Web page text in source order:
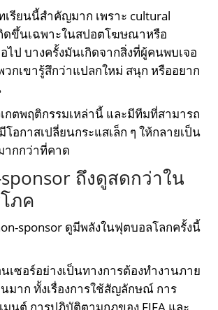
รียนนี้สำคัญมาก เพราะ cultural
ดขึ้นเฉพาะในสปอตโฆษณาหรือ
ไป บางครั้งมันเกิดจากสิ่งที่ผู้คนพบเจอ
วกเขารู้สึกว่าแปลกใหม่ สนุก หรืออยาก
กตพฤติกรรมเหล่านี้ และมีทีมที่สามารถ
โอกาสเปลี่ยนกระแสเล็ก ๆ ให้กลายเป็น
ากกว่าที่คาด
ถึงดูสดกว่าใน
ภค
sponsor ดูมีพลังในฟุตบอลโลกครั้งนี้
เซอร์อย่างเป็นทางการต้องทำงานภาย
มาก ทั้งเรื่องการใช้สัญลักษณ์ การ